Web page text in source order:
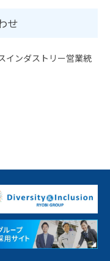
せ
インダストリー営業統